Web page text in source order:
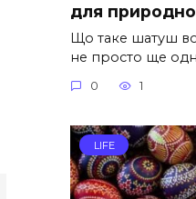
для
Що таке шатуш
не просто ще
0 1
LIFE